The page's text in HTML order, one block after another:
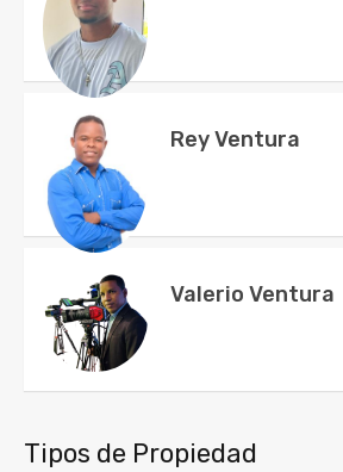
Rey Ventura
Valerio Ventura
Tipos de Propiedad